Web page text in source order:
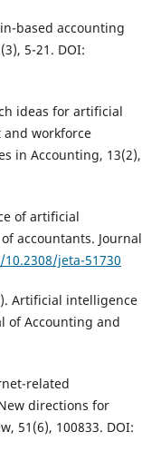
based accounting
5-21. DOI:
ideas for artificial
workforce
in Accounting, 13(2),
of artificial
accountants. Journal
jeta-51730
Artificial intelligence
of Accounting and
related
directions for
51(6), 100833. DOI: